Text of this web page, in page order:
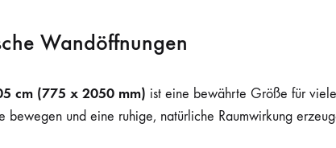
Wandöffnungen
cm (775 x 2050 mm) ist eine bewährte Größe für
und eine ruhige, natürliche Raumwirkung